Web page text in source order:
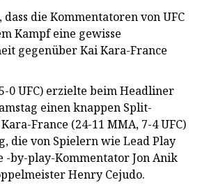
die Kommentatoren von UFC
Kampf eine gewisse
gegenüber Kai Kara-France
0 UFC) erzielte beim Headliner
einen knappen Split-
France (24-11 MMA, 7-4 UFC)
die von Spielern wie Lead Play
-by-play-Kommentator Jon Anik
Henry Cejudo.